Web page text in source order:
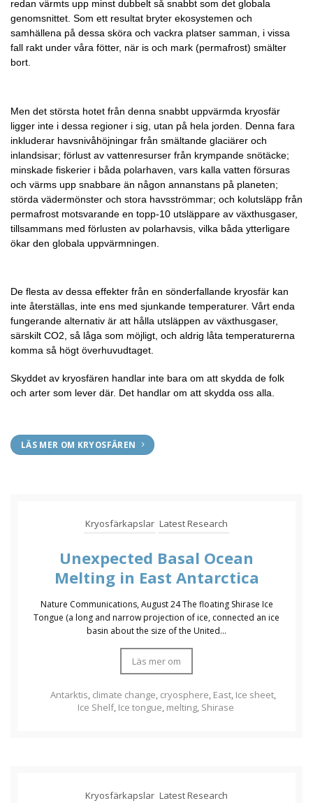
redan värmts upp minst dubbelt så snabbt som det globala
genomsnittet. Som ett resultat bryter ekosystemen och
samhällena på dessa sköra och vackra platser samman, i vissa
fall rakt under våra fötter, när is och mark (permafrost) smälter
bort.
Men det största hotet från denna snabbt uppvärmda kryosfär
ligger inte i dessa regioner i sig, utan på hela jorden. Denna fara
inkluderar havsnivåhöjningar från smältande glaciärer och
inlandsisar; förlust av vattenresurser från krympande snötäcke;
minskade fiskerier i båda polarhaven, vars kalla vatten försuras
och värms upp snabbare än någon annanstans på planeten;
störda vädermönster och stora havsströmmar; och kolutsläpp från
permafrost motsvarande en topp-10 utsläppare av växthusgaser,
tillsammans med förlusten av polarhavsis, vilka båda ytterligare
ökar den globala uppvärmningen.
De flesta av dessa effekter från en sönderfallande kryosfär kan
inte återställas, inte ens med sjunkande temperaturer. Vårt enda
fungerande alternativ är att hålla utsläppen av växthusgaser,
särskilt CO2, så låga som möjligt, och aldrig låta temperaturerna
komma så högt överhuvudtaget.
Skyddet av kryosfären handlar inte bara om att skydda de folk
och arter som lever där. Det handlar om att skydda oss alla.
LÄS MER OM KRYOSFÄREN
Kryosfärkapslar Latest Research
Unexpected Basal Ocean
Melting in East Antarctica
Nature Communications, August 24 The floating Shirase Ice
Tongue (a long and narrow projection of ice, connected an ice
basin about the size of the United...
Läs mer om
Antarktis, climate change, cryosphere, East, Ice sheet,
Ice Shelf, Ice tongue, melting, Shirase
Kryosfärkapslar Latest Research